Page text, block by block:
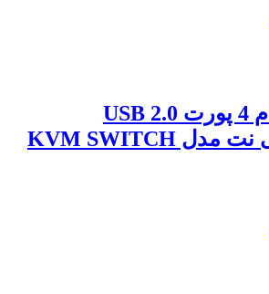
KVM کی وی ام 4 پورت USB 2.0